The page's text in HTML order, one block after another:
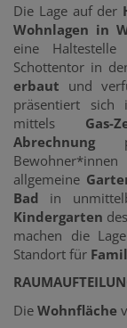
Die Lage auf der
Wohnlagen in
eine
Schottentor in
erbaut und
präsentiert sich
mittels Gas-
Abrechnung
allgemeine
Bad in
Kindergarten
machen die
Standort für
Die Wohnfläche